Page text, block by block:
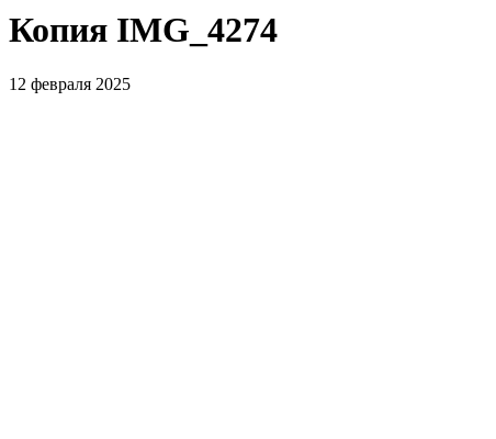
Копия IMG_4274
12 февраля 2025